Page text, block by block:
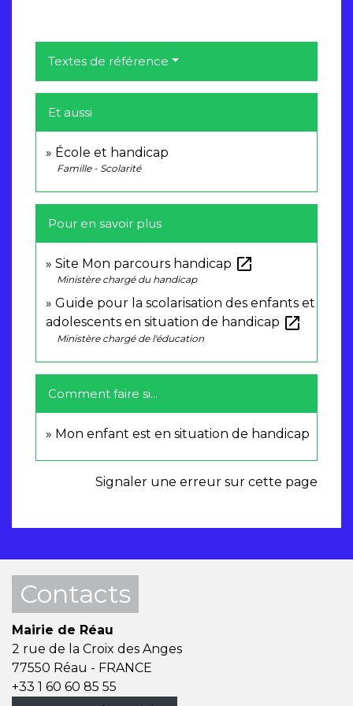
Textes de référence
Et aussi
École et handicap
Famille - Scolarité
Pour en savoir plus
Site Mon parcours handicap open_in_new
Ministère chargé du handicap
Guide pour la scolarisation des enfants et
adolescents en situation de handicap open_in_new
Ministère chargé de l'éducation
Comment faire si...
Mon enfant est en situation de handicap
Signaler une erreur sur cette page
Contacts
Mairie de Réau
2 rue de la Croix des Anges
77550 Réau - FRANCE
+33 1 60 60 85 55